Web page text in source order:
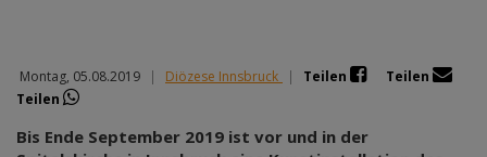
Montag, 05.08.2019 | Diözese Innsbruck | Teilen
Teilen
Teilen
Bis Ende September 2019 ist vor und in der